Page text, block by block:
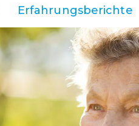
Erfahrungsberichte